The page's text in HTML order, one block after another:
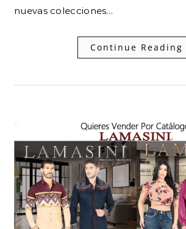
nuevas colecciones…
Continue Reading